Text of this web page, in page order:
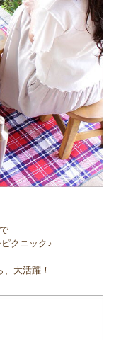
クニック♪
大活躍！